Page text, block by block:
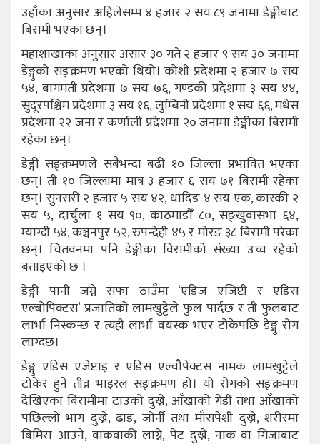
उहाँका अनुसार अहिलेसम्म ४ हजार २ सय ८९ जनामा डेङ्गीबाट
बिरामी भएका छन्।
महाशाखाका अनुसार असार ३० गते २ हजार ९ सय ३० जनामा
डेङ्गुको सङ्क्रमण भएको थियो। कोशी प्रदेशमा २ हजार ७ सय
५४, बागमती प्रदेशमा ७ सय ७६, गण्डकी प्रदेशमा ३ सय ४४,
सुदूरपश्चिम प्रदेशमा ३ सय १६, लुम्बिनी प्रदेशमा १ सय ६६, मधेस
प्रदेशमा २२ जना र कर्णाली प्रदेशमा २० जनामा डेङ्गीका बिरामी
रहेका छन्।
डेङ्गी सङ्क्रमणले सबैभन्दा बढी १० जिल्ला प्रभावित भएका
छन्। ती १० जिल्लामा मात्र ३ हजार ६ सय ७१ बिरामी रहेका
छन्। सुनसरी २ हजार ५ सय ४२, धादिङ ४ सय एक, कास्की २
सय ५, दार्चुला १ सय ९०, काठमाडौँ ८०, सङ्खुवासभा ६४,
म्याग्दी ५४, कञ्चनपुर ५२, रुपन्देही ४५ र मोरङ ३८ बिरामी परेका
छन्। चितवनमा पनि डेङ्गीका विरामीको संख्या उच्च रहेको
बताइएको छ ।
डेङ्गी पानी जम्ने सफा ठाउँमा ‘एडिज एजिप्टी र एडिस
एल्बोपिक्टस’ प्रजातिको लामखुट्टेले फुल पार्दछ र ती फुलबाट
लार्भा निस्कन्छ र त्यही लार्भा वयस्क भएर टोकेपछि डेङ्गु रोग
लाग्दछ।
डेङ्गु एडिस एजेप्टाइ र एडिस एल्वौपेक्टस नामक लामखुट्टेले
टोकेर हुने तीव्र भाइरल सङ्क्रमण हो। यो रोगको सङ्क्रमण
देखिएका बिरामीमा टाउको दुख्ने, आँखाको गेडी तथा आँखाको
पछिल्लो भाग दुख्ने, ढाड, जोर्नी तथा माँसपेशी दुख्ने, शरीरमा
बिमिरा आउने, वाकवाकी लाग्ने, पेट दुख्ने, नाक वा गिजाबाट